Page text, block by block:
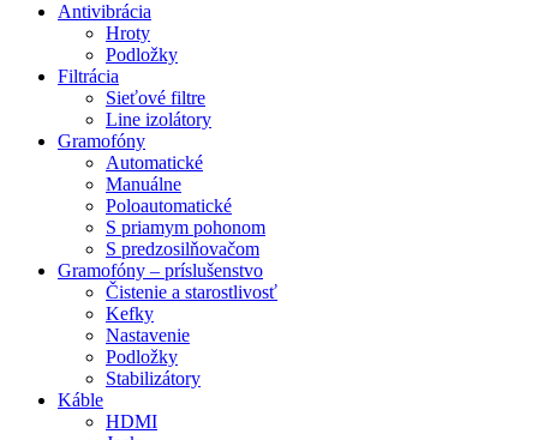
Antivibrácia
Hroty
Podložky
Filtrácia
Sieťové filtre
Line izolátory
Gramofóny
Automatické
Manuálne
Poloautomatické
S priamym pohonom
S predzosilňovačom
Gramofóny – príslušenstvo
Čistenie a starostlivosť
Kefky
Nastavenie
Podložky
Stabilizátory
Káble
HDMI